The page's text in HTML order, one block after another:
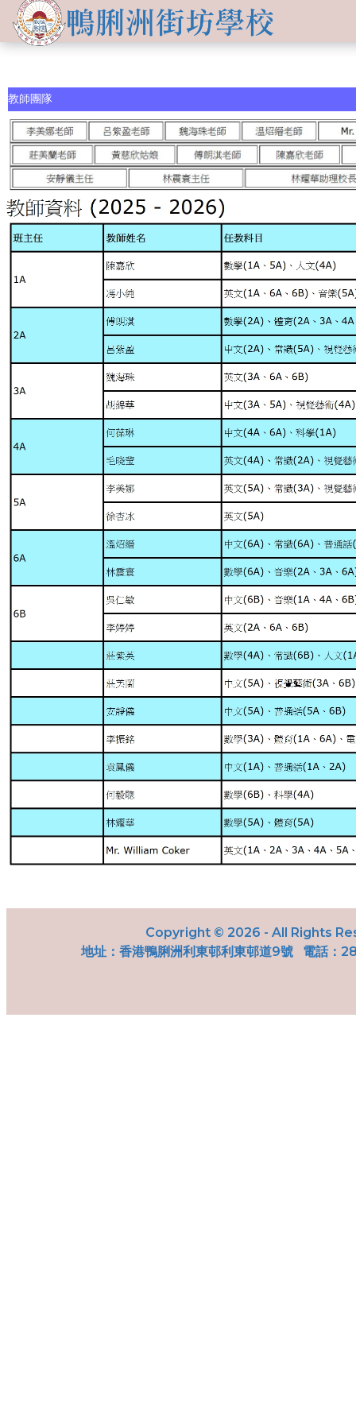
關於
校長的話
行政架構
學校成員
學校設施
校歌
刊物
家長心聲
品德培育
學生支援
小一適應
潛能發展
獲獎成就
學生投稿
學生佳作
教師成就
校友成就
資訊及活動
傳媒報導
交流活動
活動相集
升中資訊
校車路線
校服樣式
學習資源
Information for
non-Chinese parents
學校支援摘要
School Support Summary
支援非華語同學的措施
入學申請
聯絡我們
教師團隊
Copyright © 2026 - All Rights
地址： 香港鴨脷洲利東邨利東邨道9號 電話：